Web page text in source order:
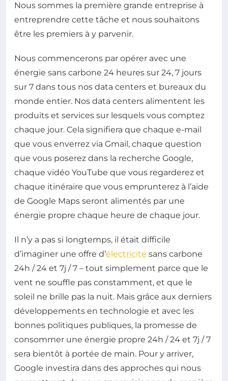
Nous sommes la première grande entreprise à
entreprendre cette tâche et nous souhaitons
être les premiers à y parvenir.
Nous commencerons par opérer avec une
énergie sans carbone 24 heures sur 24, 7 jours
sur 7 dans tous nos data centers et bureaux du
monde entier. Nos data centers alimentent les
produits et services sur lesquels vous comptez
chaque jour. Cela signifiera que chaque e-mail
que vous enverrez via Gmail, chaque question
que vous poserez dans la recherche Google,
chaque vidéo YouTube que vous regarderez et
chaque itinéraire que vous emprunterez à l’aide
de Google Maps seront alimentés par une
énergie propre chaque heure de chaque jour.
Il n’y a pas si longtemps, il était difficile
d’imaginer une offre d’électricité sans carbone
24h / 24 et 7j / 7 – tout simplement parce que le
vent ne souffle pas constamment, et que le
soleil ne brille pas la nuit. Mais grâce aux derniers
développements en technologie et avec les
bonnes politiques publiques, la promesse de
consommer une énergie propre 24h / 24 et 7j / 7
sera bientôt à portée de main. Pour y arriver,
Google investira dans des approches qui nous